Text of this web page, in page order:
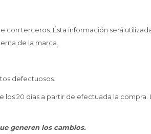
con terceros. Ésta información será
de la marca.
defectuosos.
20 días a partir de efectuada la
generen los cambios.